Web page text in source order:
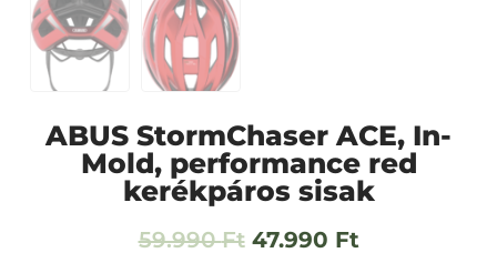
ABUS StormChaser ACE, In-
Mold, performance red
kerékpáros sisak
59.990Ft 47.990 Ft